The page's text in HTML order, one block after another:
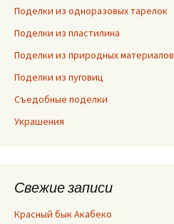
Поделки из одноразовых тарелок
Поделки из пластилина
Поделки из природных материалов
Поделки из пуговиц
Съедобные поделки
Украшения
Свежие записи
Красный бык Акабеко